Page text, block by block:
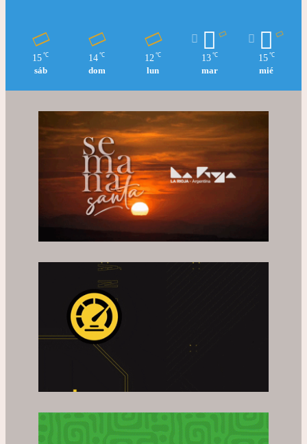
15 ℃
sáb
14 ℃
dom
12 ℃
lun
13 ℃
mar
15 ℃
mié